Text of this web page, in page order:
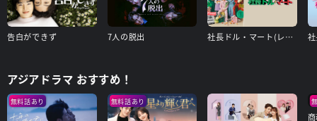
告白ができず 7人の脱出 社長ドル・マート(レンタル版)
アジアドラマ おすすめ！
無料話あり 無料話あり